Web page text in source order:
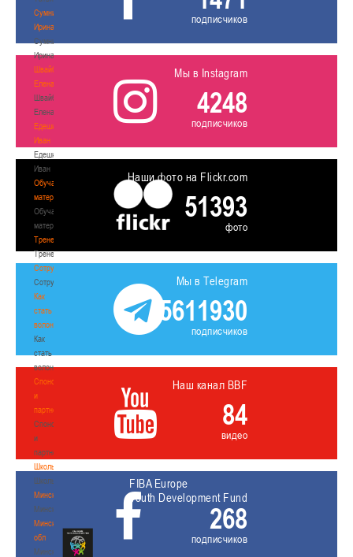
Сумникова
Ирина
Сумникова
Ирина
Швайбович
Елена
Швайбович
Елена
Едешко
Иван
Едешко
Иван
Обучающие
материалы
Обучающие
материалы
Тренерам
Тренерам
Сотрудничество
Сотрудничество
Как
стать
волонтером
Как
стать
волонтером
Спонсоры
и
партнеры
Спонсоры
и
партнеры
Школы
Школы
Минск
Минск
Минская
обл
Минская
подписчиков
Мы в Instagram
4248
подписчиков
Наши фото на Flickr.com
51393
фото
Мы в Telegram
5611930
подписчиков
Наш канал BBF
84
видео
FIBA Europe
Youth Development Fund
268
подписчиков